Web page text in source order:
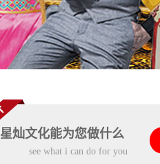
星灿文化能为您做什么
see what i can do for you